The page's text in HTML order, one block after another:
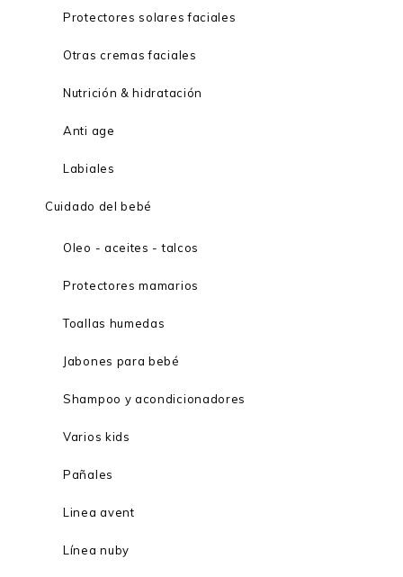
Protectores solares faciales
Otras cremas faciales
Nutrición & hidratación
Anti age
Labiales
Cuidado del bebé
Oleo - aceites - talcos
Protectores mamarios
Toallas humedas
Jabones para bebé
Shampoo y acondicionadores
Varios kids
Pañales
Linea avent
Línea nuby